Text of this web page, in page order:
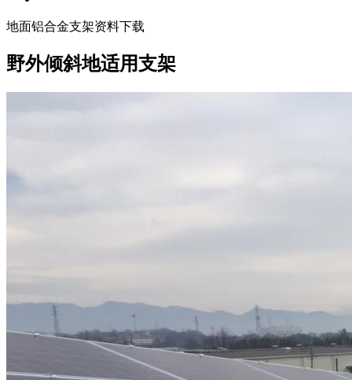
地面铝合金支架资料下载
野外倾斜地适用支架